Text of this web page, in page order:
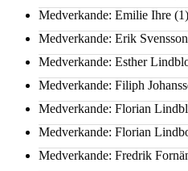
Medverkande: Emilie Ihre (1)
Medverkande: Erik Svensson
Medverkande: Esther
Medverkande: Filiph
Medverkande: Florian
Medverkande: Florian
Medverkande: Fredrik